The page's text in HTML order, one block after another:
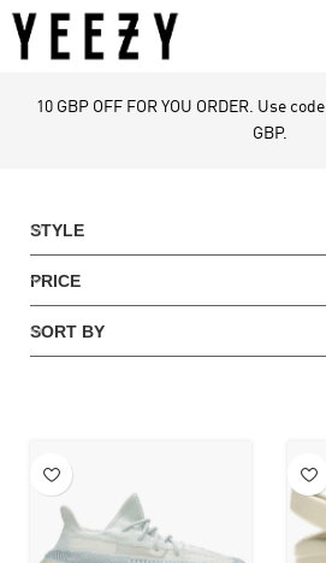
10 GBP OFF FOR YOU ORDER. Use code
GBP.
STYLE
PRICE
SORT BY